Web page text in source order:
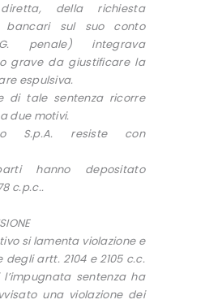
della richiesta
bancari sul suo conto
penale) integrava
grave da giustificare la
espulsiva.
di tale sentenza ricorre
due motivi.
S.p.A. resiste con
hanno depositato
c.p.c..
si lamenta violazione e
artt. 2104 e 2105 c.c.
sentenza ha
una violazione dei